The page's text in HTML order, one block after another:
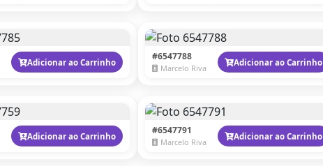
Adicionar ao Carrinho #6547788
Marcelo Riva
Adicionar ao Carrinho
Adicionar ao Carrinho #6547791
Marcelo Riva
Adicionar ao Carrinho